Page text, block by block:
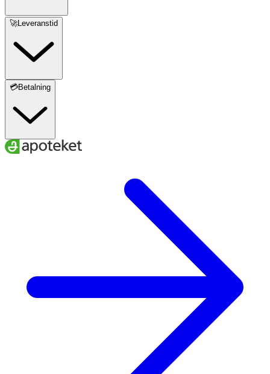
🚀Leveranstid
💳Betalning